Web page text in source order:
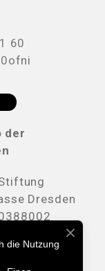
60
der
Dresden
die Nutzung